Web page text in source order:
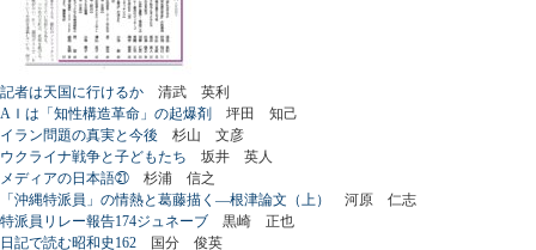
記者は天国に行けるか 清武 英利
AＩは「知性構造革命」の起爆剤 坪田 知己
イラン問題の真実と今後 杉山 文彦
ウクライナ戦争と子どもたち 坂井 英人
メディアの日本語㉑ 杉浦 信之
「沖縄特派員」の情熱と葛藤描く―根津論文（上）
河原 仁志
特派員リレー報告174ジュネーブ 黒崎 正也
日記で読む昭和史162 国分 俊英